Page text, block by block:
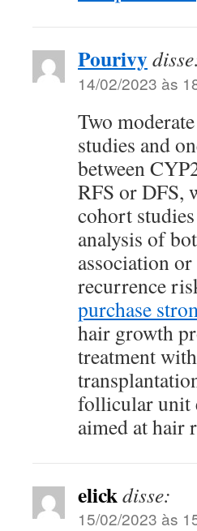
Pourivy
14/02/2023 às
Two
studies and
between
RFS or DFS,
cohort
analysis of
association
recurrence
purchase
hair growth
treatment
follicular unit
aimed at hair
elickdisse:
15/02/2023 às